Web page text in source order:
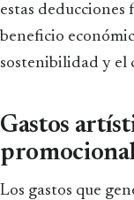
estas deducciones
beneficio
sostenibilidad y el
Gastos
Los gastos que